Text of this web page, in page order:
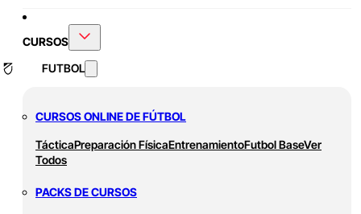
CURSOS
FUTBOL
CURSOS ONLINE DE FÚTBOL
TácticaPreparación FísicaEntrenamientoFutbol BaseVer
Todos
PACKS DE CURSOS